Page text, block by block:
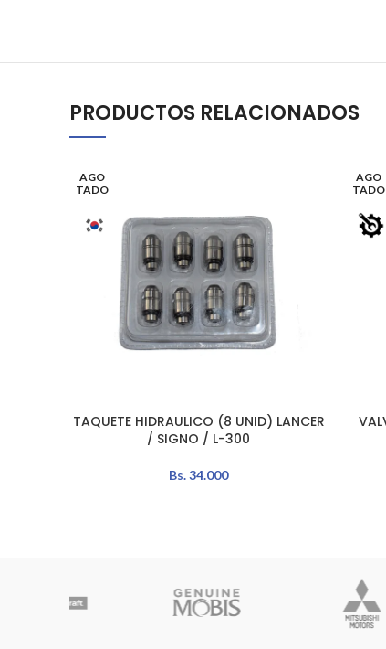
PRODUCTOS RELACIONADOS
AGO
TADO
LEER MÁS
TAQUETE HIDRAULICO (8 UNID) LANCER
/ SIGNO / L-300
Bs.34.000
AGO
TADO
LEER